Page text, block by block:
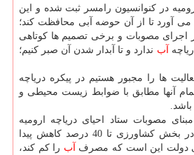
در كنوانسیون رامسر ثبت شده و این
آورد تا از آن حوضه آبی محافظت كند؛
اجرای مصوبات و برخی تصمیم ها كوتاهی
آب ندارد و تا آبدار شدن آن صبر كنیم؛
ها را مجبور هستیم در پیكره دریاچه
تمام آنها مطابق با ضوابط زیست محیطی و
مصوبات ستاد احیای دریاچه ارومیه
در بخش كشاورزی تا 40 درصد كاهش پیدا
دولت این است كه مصرف آب را كم كند،